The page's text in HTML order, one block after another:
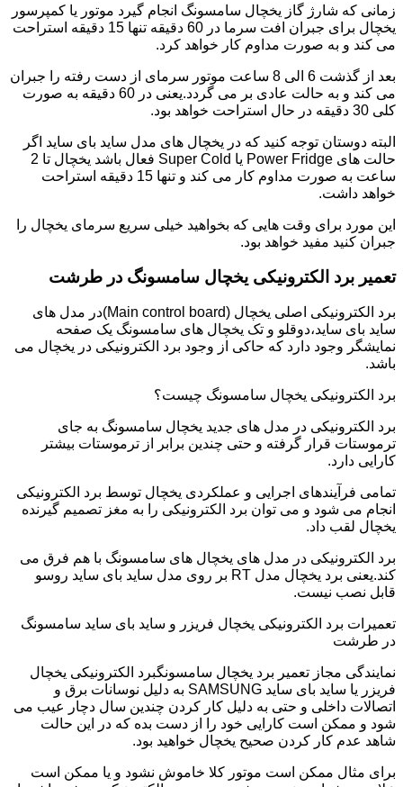
زمانی که شارژ گاز یخچال سامسونگ انجام گیرد موتور یا کمپرسور
یخچال برای جبران افت سرما در 60 دقیقه تنها 15 دقیقه استراحت
می کند و به صورت مداوم کار خواهد کرد.
بعد از گذشت 6 الی 8 ساعت موتور سرمای از دست رفته را جبران
می کند و به حالت عادی بر می گردد.یعنی در 60 دقیقه به صورت
کلی 30 دقیقه در حال استراحت خواهد بود.
البته دوستان توجه کنید که در یخچال های مدل ساید بای ساید اگر
حالت های Power Fridge یا Super Cold فعال باشد یخچال تا 2
ساعت به صورت مداوم کار می کند و تنها 15 دقیقه استراحت
خواهد داشت.
این مورد برای وقت هایی که بخواهید خیلی سریع سرمای یخچال را
جبران کنید مفید خواهد بود.
تعمیر برد الکترونیکی یخچال سامسونگ در طرشت
برد الکترونیکی اصلی یخچال (Main control board)در مدل های
ساید بای ساید،دوقلو و تک یخچال های سامسونگ یک صفحه
نمایشگر وجود دارد که حاکی از وجود برد الکترونیکی در یخچال می
باشد.
برد الکترونیکی یخچال سامسونگ چیست؟
برد الکترونیکی در مدل های جدید یخچال سامسونگ به جای
ترموستات قرار گرفته و حتی چندین برابر از ترموستات بیشتر
کارایی دارد.
تمامی فرآیندهای اجرایی و عملکردی یخچال توسط برد الکترونیکی
انجام می شود و می توان برد الکترونیکی را به مغز تصمیم گیرنده
یخچال لقب داد.
برد الکترونیکی در مدل های یخچال های سامسونگ با هم فرق می
کند.یعنی برد یخچال مدل RT بر روی مدل ساید بای ساید روسو
قابل نصب نیست.
تعمیرات برد الکترونیکی یخچال فریزر و ساید بای ساید سامسونگ
در طرشت
نمایندگی مجاز تعمیر برد یخچال سامسونگبرد الکترونیکی یخچال
فریزر یا ساید بای ساید SAMSUNG به دلیل نوسانات برق و
اتصالات داخلی و حتی به دلیل کار کردن چندین سال دچار عیب می
شود و ممکن است کارایی خود را از دست بده که در این حالت
شاهد عدم کار کردن صحیح یخچال خواهید بود.
برای مثال ممکن است موتور کلا خاموش نشود و یا ممکن است